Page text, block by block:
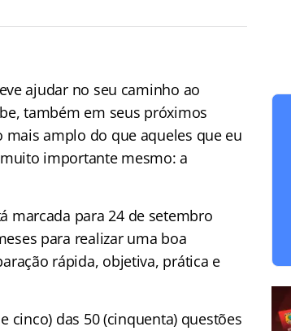
ajudar no seu caminho ao
também em seus próximos
amplo do que aqueles que eu
importante mesmo: a
marcada para 24 de setembro
para realizar uma boa
rápida, objetiva, prática e
cinco) das 50 (cinquenta) questões